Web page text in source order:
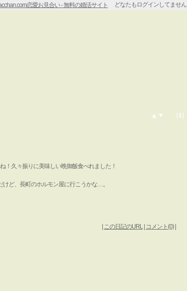
どなたもログインしてません
▲ ▼ | 1
！久々振りに美味しい晩御飯食べれました！
ど、長町のホルモン屋に行こうかな…。
この日記のURL| コメント(0)|